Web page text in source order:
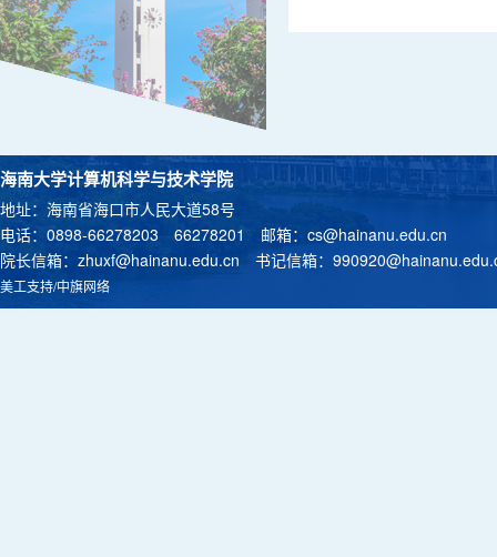
海南大学计算机科学与技术学院
地址：海南省海口市人民大道58号
电话：0898-66278203 66278201 邮箱： cs@hainanu.edu.cn
院长信箱： zhuxf@hainanu.edu.cn 书记信箱：
美工支持/中旗网络